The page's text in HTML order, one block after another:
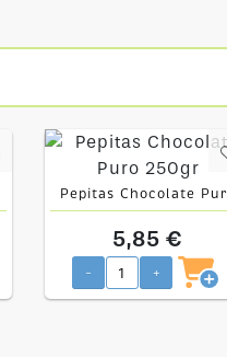
Pepitas Chocolate
250gr
5,85 €
- +